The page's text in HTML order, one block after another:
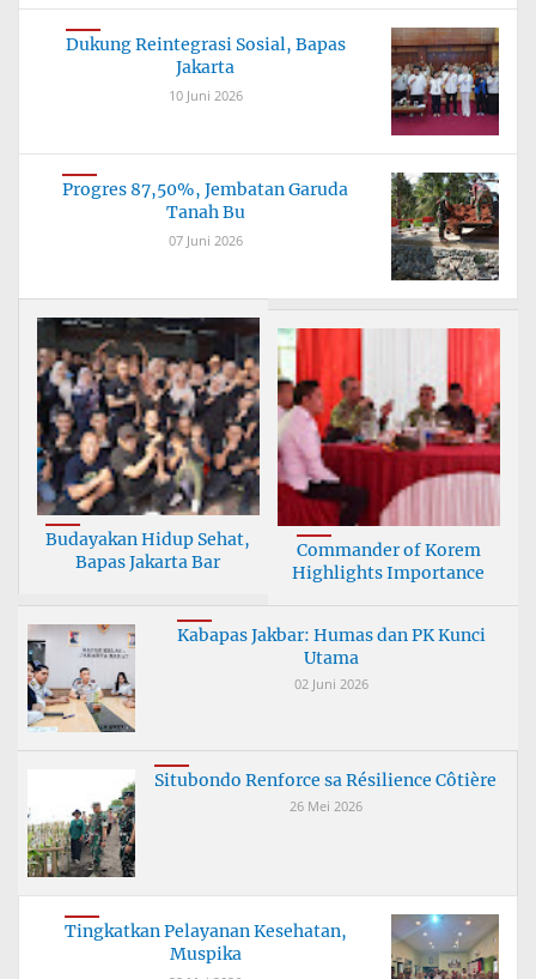
Dukung Reintegrasi Sosial, Bapas
Jakarta
10 Juni 2026
Progres 87,50%, Jembatan Garuda
Tanah Bu
07 Juni 2026
Budayakan Hidup Sehat,
Bapas Jakarta Bar
Commander of Korem
Highlights Importance
Kabapas Jakbar: Humas dan PK Kunci
Utama
02 Juni 2026
Situbondo Renforce sa Résilience Côtière
26 Mei 2026
Tingkatkan Pelayanan Kesehatan,
Muspika